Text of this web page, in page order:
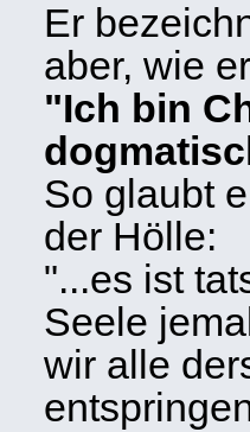
Er
aber, wie
"Ich bin
So glaubt
der Hölle:
"...es ist
Seele
wir alle